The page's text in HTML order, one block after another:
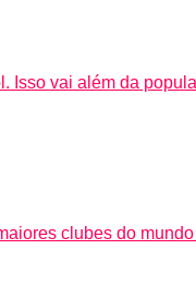
Isso vai além da
clubes do